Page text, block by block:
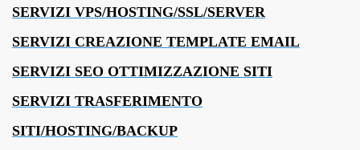
SERVIZI VPS/HOSTING/SSL/SERVER
SERVIZI CREAZIONE TEMPLATE EMAIL
SERVIZI SEO OTTIMIZZAZIONE SITI
SERVIZI TRASFERIMENTO
SITI/HOSTING/BACKUP